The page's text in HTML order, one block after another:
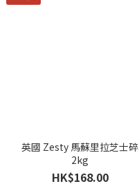
英國 Zesty 馬蘇里拉芝士碎
2kg
HK$168.00